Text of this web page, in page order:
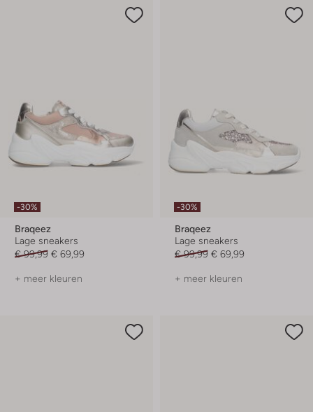
-30%
Braqeez
Lage sneakers
€ 99,99 € 69,99
+ meer kleuren
-30%
Braqeez
Lage sneakers
€ 99,99 € 69,99
+ meer kleuren